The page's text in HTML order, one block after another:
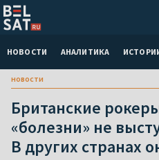
НОВОСТИ АНАЛИТИКА
новости
Британские
«болезни» не
В других странах